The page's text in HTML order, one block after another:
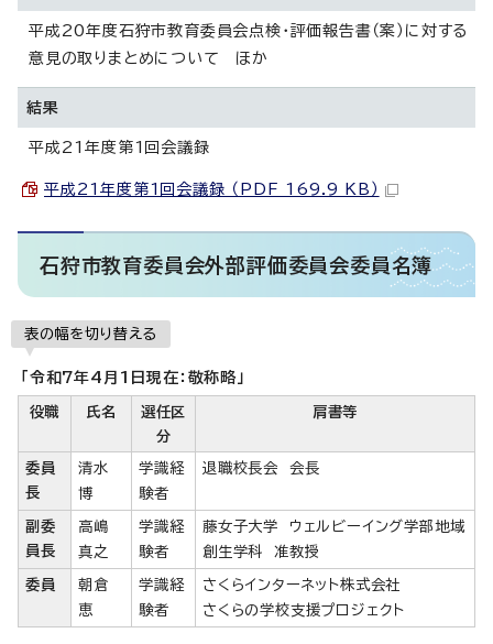
平成20年度石狩市教育委員会点検・評価報告書（案）に対する
意見の取りまとめについて ほか
結果
平成21年度第1回会議録
平成21年度第1回会議録 （PDF 169.9 KB）
石狩市教育委員会外部評価委員会委員名簿
表の幅を切り替える
「令和7年4月1日現在：敬称略」
役職 氏名
選任区
分
肩書等
委員
長
清水
博
学識経
験者
退職校長会 会長
副委
員長
高嶋
真之
学識経
験者
藤女子大学 ウェルビーイング学部地域
創生学科 准教授
委員
朝倉
恵
学識経
験者
さくらインターネット株式会社
さくらの学校支援プロジェクト